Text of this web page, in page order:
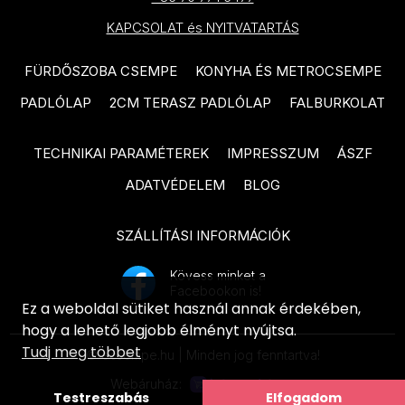
PARADYZ Happiness termékcsalád
PARADYZ Fiori termékcsalád
PARADYZ Sunlight Sand
PARADYZ Fancy termékcsalád
PARADYZ Porcelano termékcsalád
PARADYZ Afternoon termékcsalád
PARADYZ Woodskin termékcsalád
PARADYZ Pure City termékcsalád
PARADYZ Hope termékcsalád
PARADYZ Effect termékcsalád
termékcsalád
termékcsalád
TUBADZIN Grey Pulpis
TUBADZIN Balance Stone
ARTÉ Luno termékcsalád
ARTÉ Shellstone White
termékcsalád
ARTÉ Nakano termékcsalád
KAPCSOLAT és NYITVATARTÁS
FÜRDŐSZOBA CSEMPE
KONYHA ÉS METROCSEMPE
PADLÓLAP
2CM TERASZ PADLÓLAP FALBURKOLAT
TECHNIKAI PARAMÉTEREK IMPRESSZUM
ÁSZF
ADATVÉDELEM
BLOG
SZÁLLÍTÁSI INFORMÁCIÓK
Kövess minket a
Facebookon is!
© ecsempe.hu | Minden jog fenntartva!
Webáruház:
Ez a weboldal sütiket használ annak érdekében,
hogy a lehető legjobb élményt nyújtsa.
Tudj meg többet
Testreszabás Elfogadom